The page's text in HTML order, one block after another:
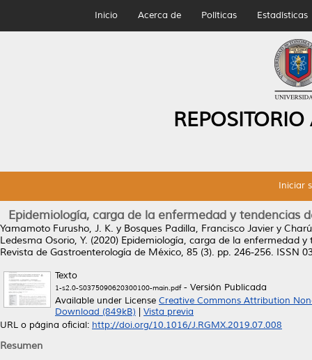
Inicio Acerca de Políticas Estadísticas
Iniciar
Epidemiología, carga de la enfermedad y
Yamamoto Furusho, J. K. y Bosques Padilla, Francisco Javier y
Ledesma Osorio, Y. (2020) Epidemiología, carga de la enfermedad
Revista de Gastroenterología de México, 85 (3). pp. 246-256. ISSN
Texto
1-s2.0-S0375090620300100-main.pdf- Versión Publicada
Available under License Creative Commons Attribution
Download (849kB)
Vista previa
URL o página oficial: http://doi.org/10.1016/J.RGMX.2019.07.008
Resumen